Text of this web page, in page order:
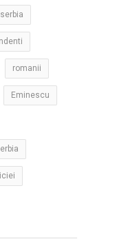
serbia
romanii
Eminescu